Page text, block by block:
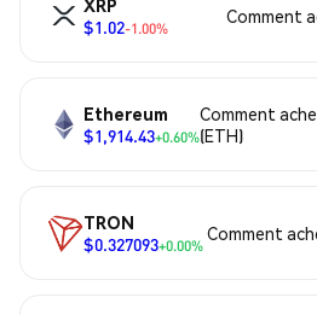
XRP
$1.02-1.00%
Comment
Ethereum
$1,914.43+0.60%
Comment
(ETH)
TRON
$0.327093+0.00%
Comment